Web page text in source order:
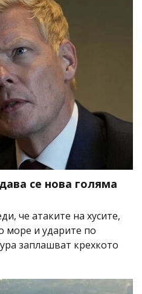
се нова голяма
че атаките на хусите,
море и ударите по
заплашват крехкото